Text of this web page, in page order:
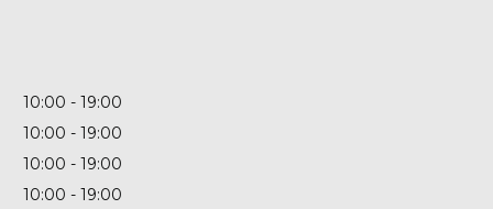
10:00
19:00
10:00
19:00
10:00
19:00
10:00
19:00